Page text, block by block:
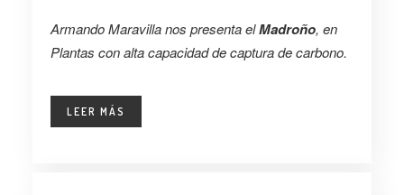
Armando Maravilla nos presenta elMadroño, en
Plantas con alta capacidad de captura de carbono.
LEER MÁS